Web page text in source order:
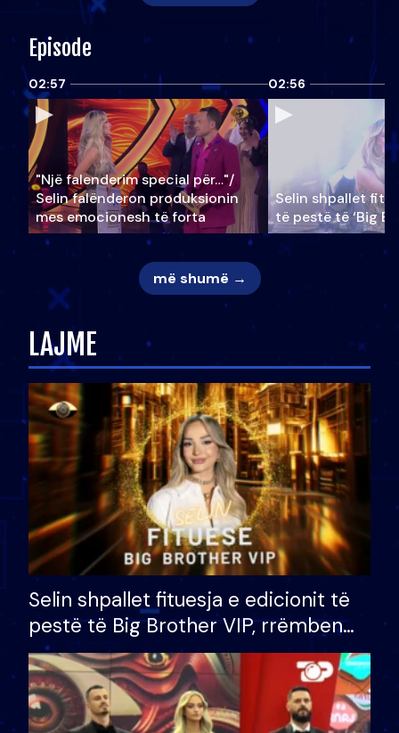
Episode
02:57
"Një falenderim special për…"/
Selin falënderon produksionin
mes emocionesh të forta
02:56
Selin shpallet
të pestë të ‘Big
më shumë →
LAJME
Selin shpallet fituesja e edicionit të
pestë të Big Brother VIP, rrëmben
çmimin e madh prej 100 mijë eurosh